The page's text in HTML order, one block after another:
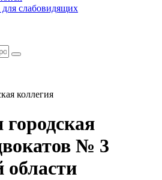
для слабовидящих
коллегия
№ 3
области